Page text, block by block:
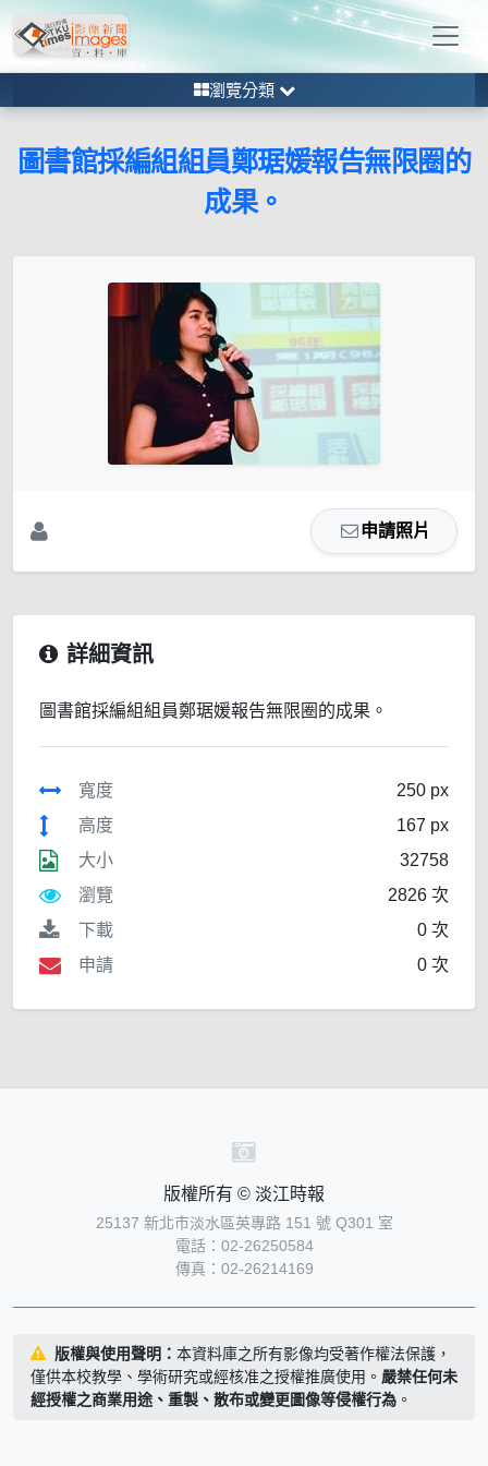
瀏覽分類
圖書館採編組組員鄭琚媛報告無限圈的
成果。
申請照片
詳細資訊
圖書館採編組組員鄭琚媛報告無限圈的成果。
寬度
250 px
高度
167 px
大小
32758
瀏覽
2826 次
下載
0 次
申請
0 次
版權所有 © 淡江時報
25137 新北市淡水區英專路 151 號 Q301 室
電話：02-26250584
傳真：02-26214169
版權與使用聲明： 本資料庫之所有影像均受著作權法保護，
僅供本校教學、學術研究或經核准之授權推廣使用。 嚴禁任何未
經授權之商業用途、重製、散布或變更圖像等侵權行為 。